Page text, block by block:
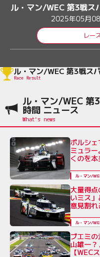
ル・マン/WEC 第3戦ス
2025年05月
レー
ル・マン/WEC 第3戦ス
Race Result
ル・マン/WEC 第
時間 ニュース
ポルシ
ミュラ
くのを本
ル・マン/
大量得
いミス
意見割れ
ル・マン/
ブエミ
山雄一
【WEC